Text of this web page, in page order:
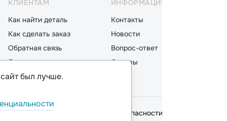
КЛИЕНТАМ
Как найти деталь
Как сделать заказ
Обратная связь
Доставка
Оплата
ИНФОРМАЦИЯ
Контакты
Новости
Вопрос-ответ
Отзывы
© 2026,ООО "ППР"
Политика безопасности
был лучше.